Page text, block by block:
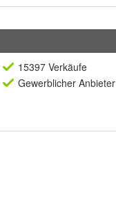
15397 Verkäufe
Gewerblicher Anbieter